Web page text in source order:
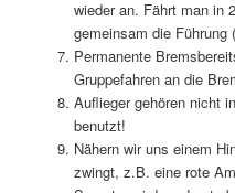
wieder an. Fährt man in
gemeinsam die Führung
Permanente
Gruppefahren an die
Auflieger gehören nicht
benutzt!
Nähern wir uns einem
zwingt, z.B. eine rote